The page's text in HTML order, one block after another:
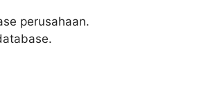
perusahaan.